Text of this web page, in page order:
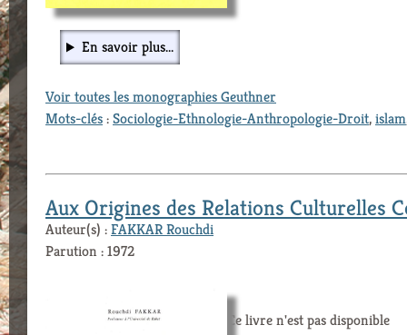
En savoir plus...
Voir toutes les monographies Geuthner
Mots-clés:Sociologie-Ethnologie-Anthropologie-Droit,islam
Aux Origines des Relations Culturelles
Auteur(s) :FAKKAR Rouchdi
Parution : 1972
Ce livre n'est pas disponible